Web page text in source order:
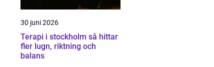
30 juni 2026
Terapi i stockholm så hittar
fler lugn, riktning och
balans